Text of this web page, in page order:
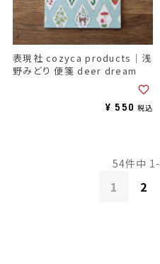
表現社 cozyca products｜浅
野みどり 便箋 deer dream
¥ 550 税込
54件中 1-
1 2